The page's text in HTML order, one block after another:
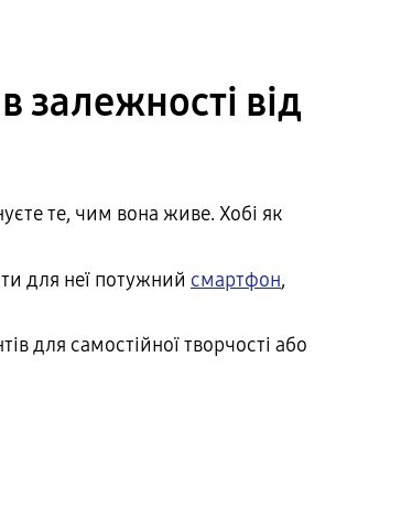
від
те, чим вона живе. Хобі як
для неї потужний смартфон,
для самостійної творчості або